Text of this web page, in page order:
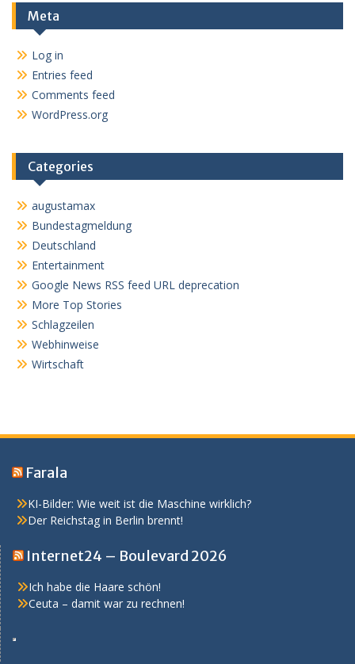
Meta
Log in
Entries feed
Comments feed
WordPress.org
Categories
augustamax
Bundestagmeldung
Deutschland
Entertainment
Google News RSS feed URL deprecation
More Top Stories
Schlagzeilen
Webhinweise
Wirtschaft
Farala
KI-Bilder: Wie weit ist die Maschine wirklich?
Der Reichstag in Berlin brennt!
Internet24 – Boulevard 2026
Ich habe die Haare schön!
Ceuta – damit war zu rechnen!